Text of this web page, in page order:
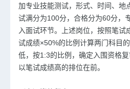
加专业技能测试，形式、时间、地
试满分为100分，合格分为60分，
入面试环节。上述岗位，按照笔试
试成绩×50%的比例计算两门科目
低，按1:3的比例，确定入围资格复
以笔试成绩高的排位在前。